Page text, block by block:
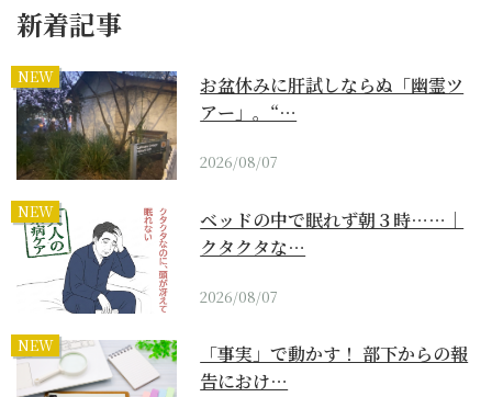
新着記事
NEW
お盆休みに肝試しならぬ「幽霊ツ
アー」。“…
2026/08/07
NEW
ベッドの中で眠れず朝３時……｜
クタクタな…
2026/08/07
NEW
「事実」で動かす！ 部下からの報
告におけ…